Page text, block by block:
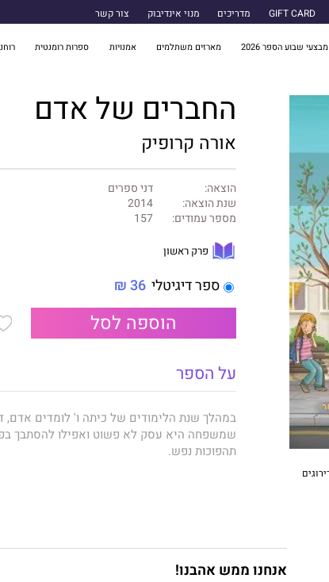
GIFT CARD מדריכים מנוי אינדיבוק צור קשר
מבצעי שבוע הספר 2026 מארזים משתלמים אמנויות ספרות רומנטית
החברים של אדם
אורה קרופיק
הוצאה:
דני ספרים
שנת הוצאה:
2014
מספר עמודים:
157
פרק ראשון
ספר דיגיטלי 36 ₪
הוספה לסל
על הספר
במהלך שנת הלימודים של כיתה ו' לומדים אדם,
שמשפחה היא עסק לא פשוט ואפילו להסתבך
תהפוכות נפש.
.
גם בספרה החדש חודרת אורה קרופיק אל תוך
מרגשת ואמיצה ומציבה בפניהם מראה אל עולמם
אנחנו ממש אהבנו!